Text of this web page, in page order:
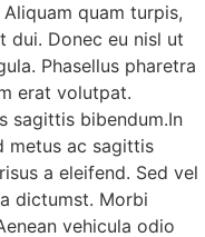
quam turpis,
dui. Donec eu nisl ut
Phasellus pharetra
erat volutpat.
sagittis bibendum.In
metus ac sagittis
a eleifend. Sed vel
dictumst. Morbi
vehicula odio